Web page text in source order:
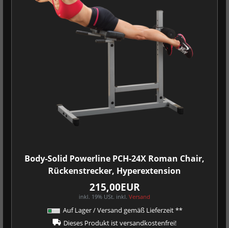
Body-Solid Powerline PCH-24X Roman Chair,
Rückenstrecker, Hyperextension
215,00EUR
inkl. 19% USt. inkl. Versand
Auf Lager / Versand gemäß Lieferzeit **
Dieses Produkt ist versandkostenfrei!